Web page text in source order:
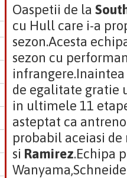
Oaspetii de la
cu Hull care i-a
sezon.Acesta
sezon cu
de egalitate gratie
in ultimele 11
asteptat ca
probabil aceiasi
si Ramirez.Echipa